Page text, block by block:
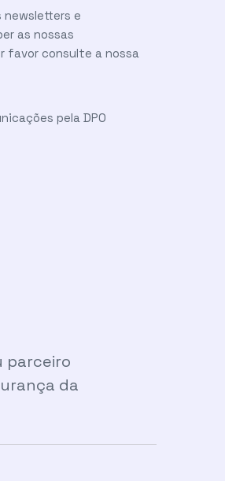
newsletters e
as nossas
favor consulte a nossa
pela DPO
parceiro
da